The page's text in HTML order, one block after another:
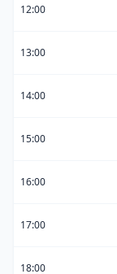
12:00
13:00
14:00
15:00
16:00
17:00
18:00